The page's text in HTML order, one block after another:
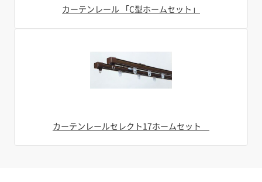
カーテンレール 「C型ホームセット」
カーテンレールセレクト17ホームセット